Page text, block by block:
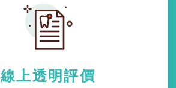
線上透明評價